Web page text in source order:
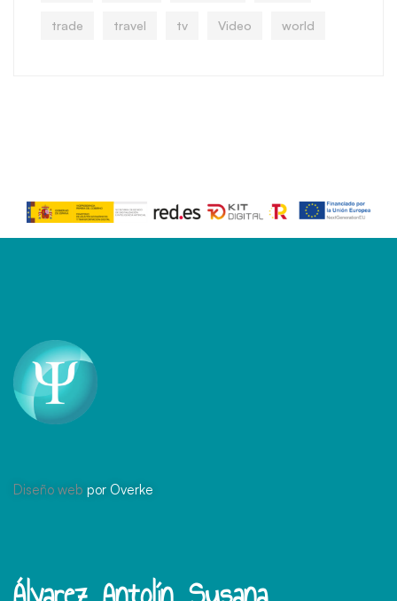
trade travel tv Video world
Diseño web por Overke